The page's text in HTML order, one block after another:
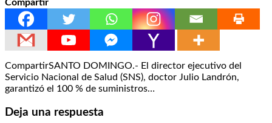
Compartir
CompartirSANTO DOMINGO.- El director ejecutivo del
Servicio Nacional de Salud (SNS), doctor Julio Landrón,
garantizó el 100 % de suministros…
Deja una respuesta